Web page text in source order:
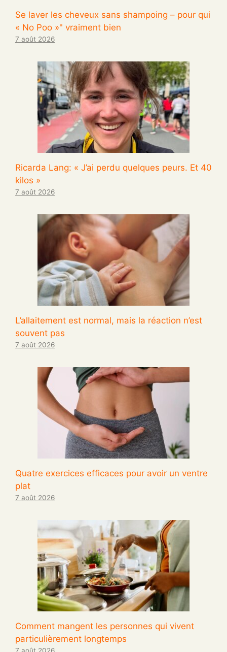
Se laver les cheveux sans shampoing – pour qui
« No Poo »" vraiment bien
7 août 2026
Ricarda Lang: « J’ai perdu quelques peurs. Et 40
kilos »
7 août 2026
L’allaitement est normal, mais la réaction n’est
souvent pas
7 août 2026
Quatre exercices efficaces pour avoir un ventre
plat
7 août 2026
Comment mangent les personnes qui vivent
particulièrement longtemps